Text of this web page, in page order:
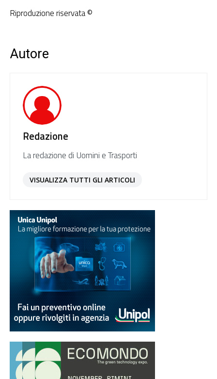
Riproduzione riservata ©
Autore
Redazione
La redazione di Uomini e Trasporti
VISUALIZZA TUTTI GLI ARTICOLI